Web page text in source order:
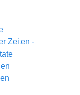
Zeiten -